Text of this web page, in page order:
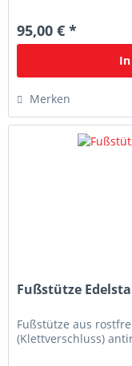
95,00 € *
Merken
Fußstütze
Fußstütze aus
(Klettverschluss)